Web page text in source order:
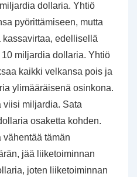
dollaria. Yhtiö
pyörittämiseen, mutta
kassavirtaa, edellisellä
miljardia dollaria. Yhtiö
kaikki velkansa pois ja
ylimääräisenä osinkona.
viisi miljardia. Sata
osaketta kohden.
vähentää tämän
jää liiketoiminnan
joten liiketoiminnan